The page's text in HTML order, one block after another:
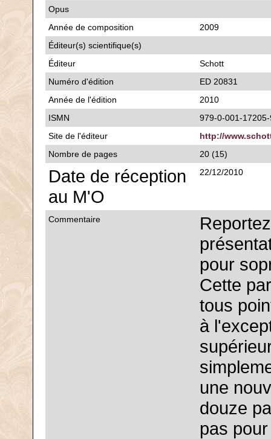
Opus
Année de composition
2009
Éditeur(s) scientifique(s)
Éditeur
Schott
Numéro d'édition
ED 20831
Année de l'édition
2010
ISMN
979-0-001-
Site de l'éditeur
http://
Nombre de pages
20 (15)
Date de réception
au M'O
22/12/2010
Commentaire
pour
Cette
tous
à
une
douze
pas